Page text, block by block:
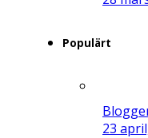
Populärt
23